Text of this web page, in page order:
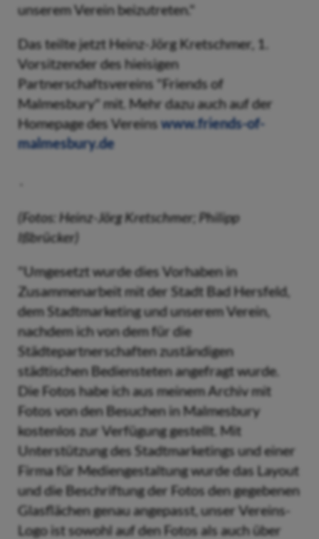
unserem Verein beizutreten."
Das teilte jetzt Heinz-Jörg Kretschmer, 1.
Vorsitzender des hieisigen
Partnerschaftsvereins "Friends of
Malmesbury" mit. Mehr dazu auch auf der
Homepage des Vereinswww.friends-of-
malmesbury.de
(Fotos: Heinz-Jörg Kretschmer; Philipp
Ißbrücker)
"Umgesetzt wurde dies Vorhaben in
Zusammenarbeit mit der Stadt Bad Hersfeld,
dem Stadtmarketing und unserem Verein,
nachdem ich von dem für die
Städtepartnerschaften zuständigen
städtischen Bediensteten angefragt wurde.
Die Fotos habe ich aus meinem Archiv mit
Fotos von den Besuchen in Malmesbury
kostenlos zur Verfügung gestellt. Mit
Unterstützung des Stadtmarketings und einer
Firma für Mediengestaltung wurde das Layout
und die Beschriftung der Fotos den gegebenen
Glasflächen genau angepasst, unser Vereins-
Logo ist sowohl auf den Fotos als auch über